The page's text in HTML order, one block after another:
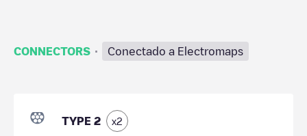
CONNECTORS · Conectado a Electromaps
TYPE 2 x2